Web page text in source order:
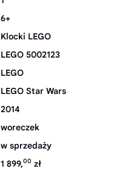
6+
Klocki LEGO
LEGO 5002123
LEGO
LEGO Star Wars
2014
woreczek
w sprzedaży
1 899,00 zł